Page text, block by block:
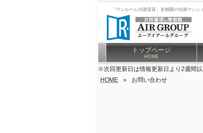
「ワンルーム分譲賃貸」首都圏の分譲マンシ
トップページ
HOME
※次回更新日は情報更新日より2週間
HOME
» お問い合わせ